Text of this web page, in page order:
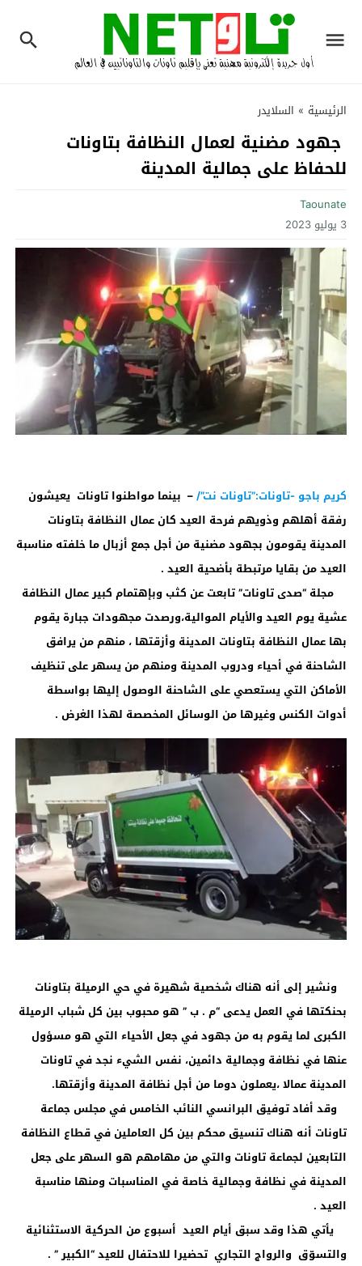
الرئيسية » السلايدر
جهود مضنية لعمال النظافة بتاونات
للحفاظ على جمالية المدينة‎
Taounate
3 يوليو 2023
كريم باجو -تاونات:”تاونات نت”/– بينما مواطنوا تاونات يعيشون
رفقة أهلهم وذويهم فرحة العيد كان عمال النظافة بتاونات
المدينة يقومون بجهود مضنية من أجل جمع أزبال ما خلفته مناسبة
العيد من بقايا مرتبطة بأضحية العيد .
مجلة “صدى تاونات” تابعت عن كثب وبإهتمام كبير عمال النظافة
عشية يوم العيد والأيام الموالية،ورصدت مجهودات جبارة يقوم
بها عمال النظافة بتاونات المدينة وأزقتها ، منهم من يرافق
الشاحنة في أحياء ودروب المدينة ومنهم من يسهر على تنظيف
الأماكن التي يستعصي على الشاحنة الوصول إليها بواسطة
أدوات الكنس وغيرها من الوسائل المخصصة لهذا الغرض .
ونشير إلى أنه هناك شخصية شهيرة في حي الرميلة بتاونات
بحنكتها في العمل يدعى “م . ب ” هو محبوب بين كل شباب الرميلة
الكبرى لما يقوم به من جهود في جعل الأحياء التي هو مسؤول
عنها في نظافة وجمالية دائمين، نفس الشيء نجد في تاونات
المدينة عمالا ،يعملون دوما من أجل نظافة المدينة وأزقتها.
وقد أفاد توفيق البرانسي النائب الخامس في مجلس جماعة
تاونات أنه هناك تنسيق محكم بين كل العاملين في قطاع النظافة
التابعين لجماعة تاونات والتي من مهامهم هو السهر على جعل
المدينة في نظافة وجمالية خاصة في المناسبات ومنها مناسبة
العيد .
يأتي هذا وقد سبق أيام العيد أسبوع من الحركية الاستثنائية
والتسوّق والرواج التجاري تحضيرا للاحتفال للعيد “الكبير ” .